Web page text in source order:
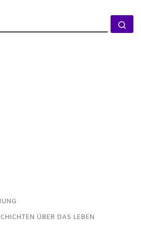
ÜBER DAS LEBEN